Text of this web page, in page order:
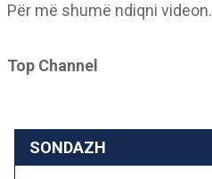
Për më shumë ndiqni videon.
Top Channel
SONDAZH